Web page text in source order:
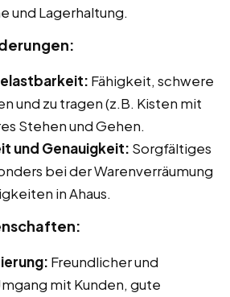
und Lagerhaltung.
Fähigkeit, schwere
und zu tragen (z.B. Kisten mit
Stehen und Gehen.
und Genauigkeit: Sorgfältiges
bei der Warenverräumung
in Ahaus.
Freundlicher und
mit Kunden, gute